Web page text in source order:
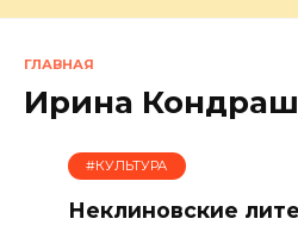
ГЛАВНАЯ
Ирина
#КУЛЬТУРА
Неклиновские